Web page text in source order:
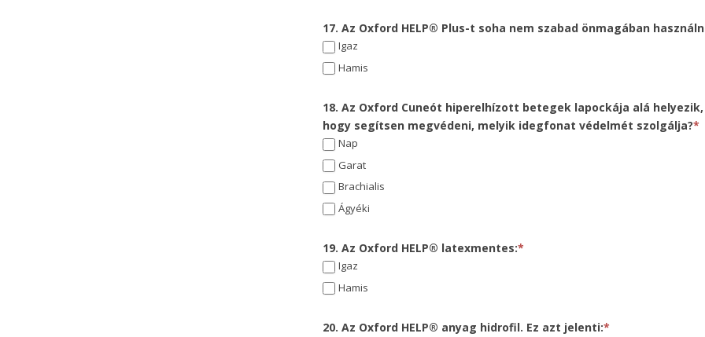
17. Az Oxford HELP® Plus-t soha nem szabad önmagában
Igaz
Hamis
18. Az Oxford Cuneót hiperelhízott betegek lapockája alá helyezik,
hogy segítsen megvédeni, melyik idegfonat védelmét szolgálja?*
Nap
Garat
Brachialis
Ágyéki
19. Az Oxford HELP® latexmentes:*
Igaz
Hamis
20. Az Oxford HELP® anyag hidrofil. Ez azt jelenti:*